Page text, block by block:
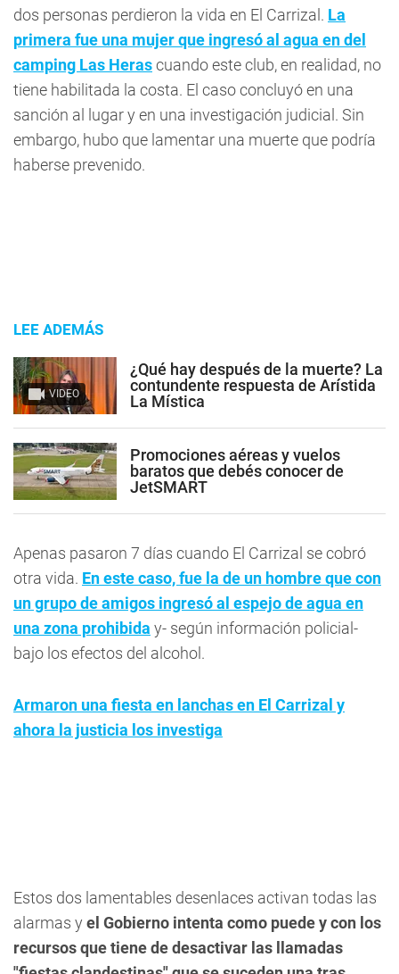
dos personas perdieron la vida en El Carrizal. La
primera fue una mujer que ingresó al agua en del
camping Las Herascuando este club, en realidad, no
tiene habilitada la costa. El caso concluyó en una
sanción al lugar y en una investigación judicial. Sin
embargo, hubo que lamentar una muerte que podría
haberse prevenido.
LEE ADEMÁS
VIDEO
¿Qué hay después de la muerte? La
contundente respuesta de Arístida
La Mística
Promociones aéreas y vuelos
baratos que debés conocer de
JetSMART
Apenas pasaron 7 días cuando El Carrizal se cobró
otra vida. En este caso, fue la de un hombre que con
un grupo de amigos ingresó al espejo de agua en
una zona prohibida y- según información policial-
bajo los efectos del alcohol.
Armaron una fiesta en lanchas en El Carrizal y
ahora la justicia los investiga
Estos dos lamentables desenlaces activan todas las
alarmas y el Gobierno intenta como puede y con los
recursos que tiene de desactivar las llamadas